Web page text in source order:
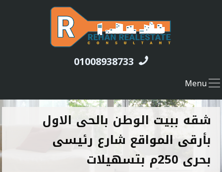
01008938733
Menu
شقه ببيت الوطن بالحى الاول
بأرقى المواقع شارع رئيسى
بحرى 250م بتسهيلات